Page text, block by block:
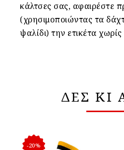
κάλτσες σας, αφαιρέστε
(χρησιμοποιώντας τα
ψαλίδι) την ετικέτα
ΔΕΣ ΚΙ
-20%